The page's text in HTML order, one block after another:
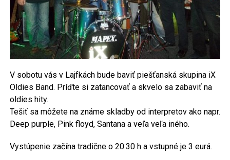
V sobotu vás v Lajfkách bude baviť piešťanská skupina iX
Oldies Band. Príďte si zatancovať a skvelo sa zabaviť na
oldies hity.
Tešiť sa môžete na známe skladby od interpretov ako napr.
Deep purple, Pink floyd, Santana a veľa veľa iného.
Vystúpenie začína tradične o 20:30 h a vstupné je 3 eurá.